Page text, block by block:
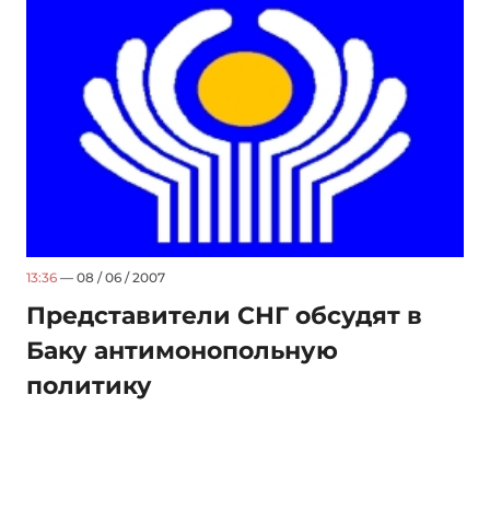
13:36 — 08 / 06 / 2007
Представители СНГ обсудят в
Баку антимонопольную
политику